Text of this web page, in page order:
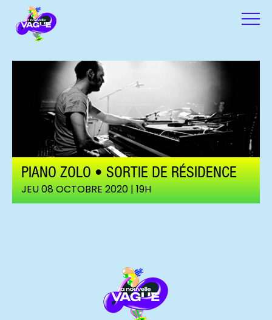
PIANO ZOLO • SORTIE DE RÉSIDENCE
JEU 08 OCTOBRE 2020 | 19H